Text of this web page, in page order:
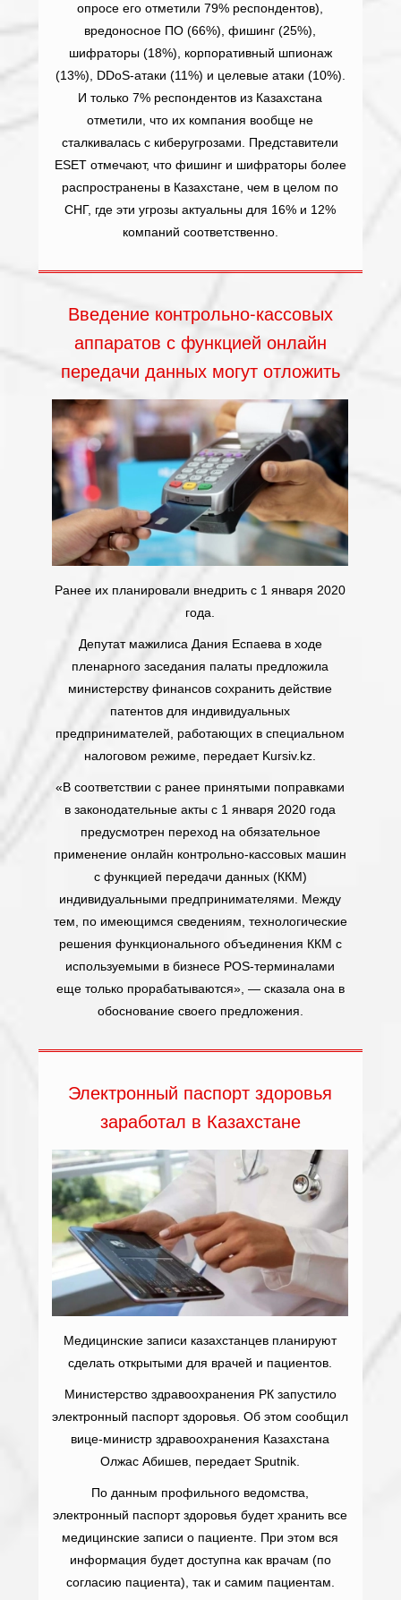
опросе его отметили 79% респондентов),
вредоносное ПО (66%), фишинг (25%),
шифраторы (18%), корпоративный шпионаж
(13%), DDoS-атаки (11%) и целевые атаки (10%).
И только 7% респондентов из Казахстана
отметили, что их компания вообще не
сталкивалась с киберугрозами. Представители
ESET отмечают, что фишинг и шифраторы более
распространены в Казахстане, чем в целом по
СНГ, где эти угрозы актуальны для 16% и 12%
компаний соответственно.
Введение контрольно-кассовых
аппаратов с функцией онлайн
передачи данных могут отложить
Ранее их планировали внедрить с 1 января 2020
года.
Депутат мажилиса Дания Еспаева в ходе
пленарного заседания палаты предложила
министерству финансов сохранить действие
патентов для индивидуальных
предпринимателей, работающих в специальном
налоговом режиме, передает Kursiv.kz.
«В соответствии с ранее принятыми поправками
в законодательные акты с 1 января 2020 года
предусмотрен переход на обязательное
применение онлайн контрольно-кассовых машин
с функцией передачи данных (ККМ)
индивидуальными предпринимателями. Между
тем, по имеющимся сведениям, технологические
решения функционального объединения ККМ с
используемыми в бизнесе POS-терминалами
еще только прорабатываются», — сказала она в
обоснование своего предложения.
Электронный паспорт здоровья
заработал в Казахстане
Медицинские записи казахстанцев планируют
сделать открытыми для врачей и пациентов.
Министерство здравоохранения РК запустило
электронный паспорт здоровья. Об этом сообщил
вице-министр здравоохранения Казахстана
Олжас Абишев, передает Sputnik.
По данным профильного ведомства,
электронный паспорт здоровья будет хранить все
медицинские записи о пациенте. При этом вся
информация будет доступна как врачам (по
согласию пациента), так и самим пациентам.